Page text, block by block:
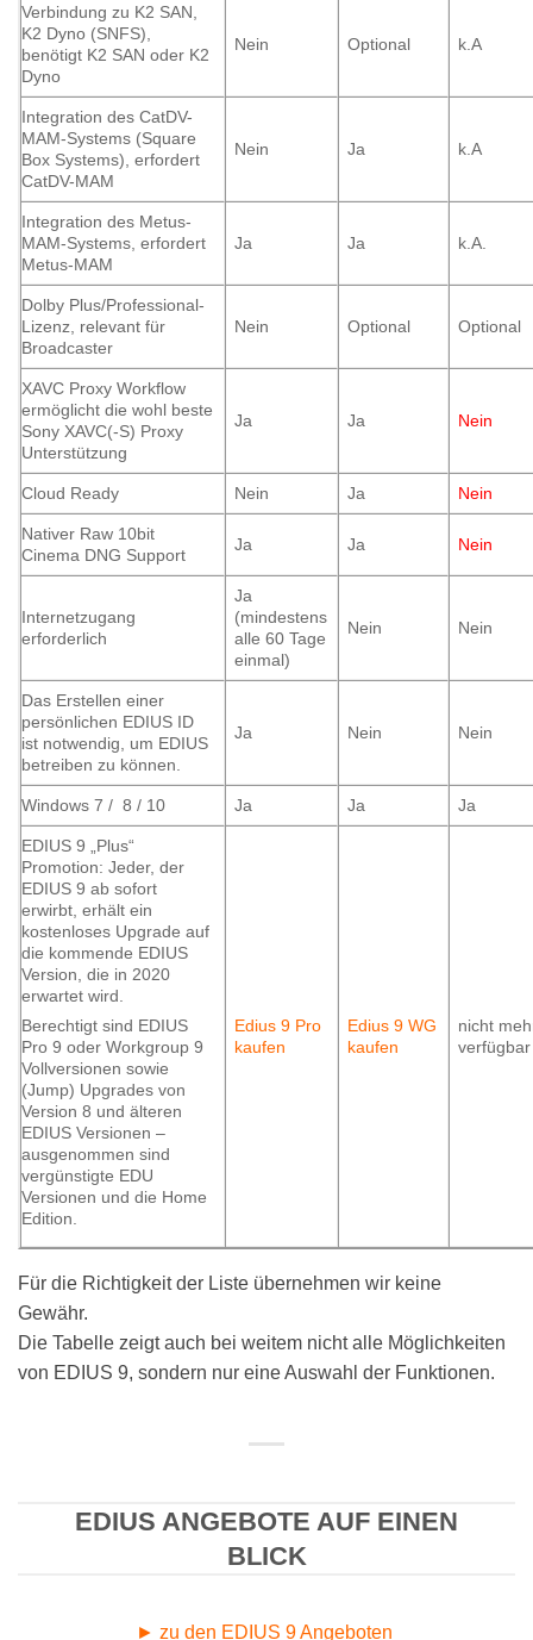
Verbindung zu K2 SAN,
K2 Dyno (SNFS),
benötigt K2 SAN oder K2
Dyno
Nein Optional k.A
Integration des CatDV-
MAM-Systems (Square
Box Systems), erfordert
CatDV-MAM
Nein Ja k.A
Integration des Metus-
MAM-Systems, erfordert
Metus-MAM
Ja Ja k.A.
Dolby Plus/Professional-
Lizenz, relevant für
Broadcaster
Nein Optional Optional
XAVC Proxy Workflow
ermöglicht die wohl beste
Sony XAVC(-S) Proxy
Unterstützung
Ja Ja Nein
Cloud Ready Nein Ja Nein
Nativer Raw 10bit
Cinema DNG Support
Ja Ja Nein
Internetzugang
erforderlich
Ja
(mindestens
alle 60 Tage
einmal)
Nein Nein
Das Erstellen einer
persönlichen EDIUS ID
ist notwendig, um EDIUS
betreiben zu können.
Ja Nein Nein
Windows 7 / 8 / 10 Ja Ja Ja
EDIUS 9 „Plus“
Promotion: Jeder, der
EDIUS 9 ab sofort
erwirbt, erhält ein
kostenloses Upgrade auf
die kommende EDIUS
Version, die in 2020
erwartet wird.
Berechtigt sind EDIUS
Pro 9 oder Workgroup 9
Vollversionen sowie
(Jump) Upgrades von
Version 8 und älteren
EDIUS Versionen –
ausgenommen sind
vergünstigte EDU
Versionen und die Home
Edition.
Edius 9 Pro
kaufen
Edius 9 WG
kaufen
nicht
verfügbar
Für die Richtigkeit der Liste übernehmen wir keine
Gewähr.
Die Tabelle zeigt auch bei weitem nicht alle Möglichkeiten
von EDIUS 9, sondern nur eine Auswahl der Funktionen.
EDIUS ANGEBOTE AUF EINEN
BLICK
► zu den EDIUS 9 Angeboten